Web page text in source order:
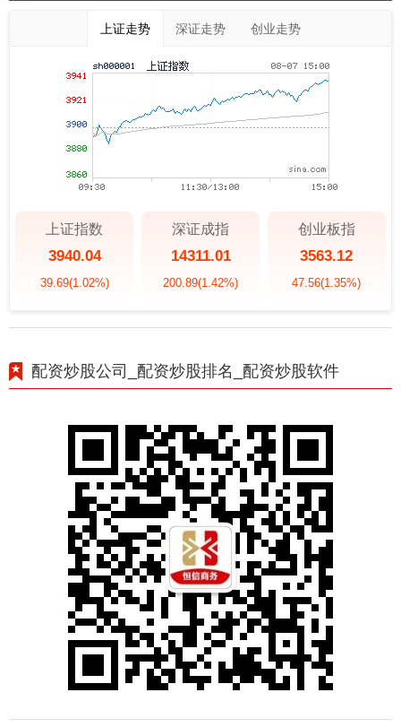
上证走势 深证走势 创业走势
上证指数
3940.04
39.69(1.02%)
深证成指
14311.01
200.89(1.42%)
创业板指
3563.12
47.56(1.35%)
配资炒股公司_配资炒股排名_配资炒股软件